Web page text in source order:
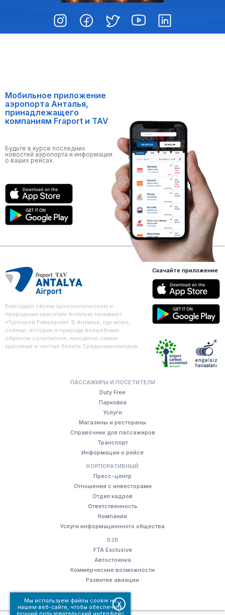
Мы используем файлы cookie на
нашем веб-сайте, чтобы обеспечить
X
Мобильное приложение
аэропорта Анталья,
принадлежащего
компаниям Fraport и TAV
Будьте в курсе последних
новостей аэропорта и информации
о ваших рейсах.
Благодаря своим археологическим и
природным красотам Анталью называют
«Турецкой Ривьерой». В Анталье, где море,
солнце, история и природа волшебным
образом сочетаются, находятся самые
красивые и чистые берега Средиземноморья.
ПАССАЖИРЫ И ПОСЕТИТЕЛИ
Duty Free
Парковка
Услуги
Магазины и рестораны
Справочник для пассажиров
Транспорт
Информация о рейсе
КОРПОРАТИВНЫЙ
Пресс-центр
Отношения с инвесторами
Отдел кадров
Ответственность
Компания
Услуги информационного общества
B2B
FTA Exclusive
Автостоянка
Коммерческие возможности
Развитие авиации
Скачайте приложение